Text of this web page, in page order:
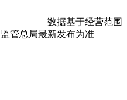
数据基于经营范围
管总局最新发布为准